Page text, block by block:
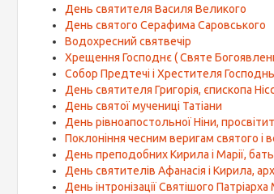
День святителя Василя Великого
День святого Серафима Саровського
Водохресний святвечір
Хрещення Господнє ( Святе
Собор Предтечі і Хрестителя
День святителя Григорія, єпископа
День святої мучениці Татіани
День рівноапостольної Ніни,
Поклоніння чесним веригам святого і
День преподобних Кирила і Марії,
День святителів Афанасія і Кирила,
День інтронізації Святішого Патріарха